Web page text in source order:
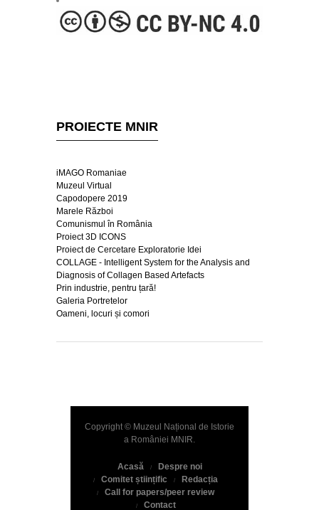
PROIECTE MNIR
iMAGO Romaniae
Muzeul Virtual
Capodopere 2019
Marele Război
Comunismul în România
Proiect 3D ICONS
Proiect de Cercetare Exploratorie Idei
COLLAGE - Intelligent System for the Analysis and
Diagnosis of Collagen Based Artefacts
Prin industrie, pentru țară!
Galeria Portretelor
Oameni, locuri și comori
Copyright © Muzeul Național de Istorie
a României MNIR.
Acasă
Despre noi
Comitet științific
Redacția
Call for papers/peer review
Contact